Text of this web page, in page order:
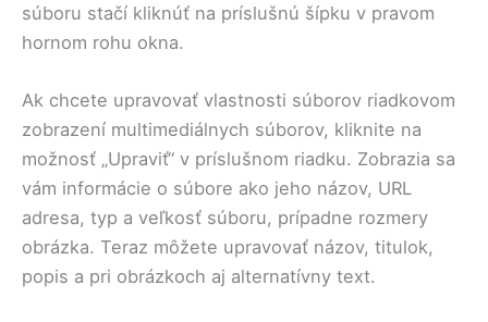
súboru stačí kliknúť na príslušnú šípku v pravom
hornom rohu okna.
Ak chcete upravovať vlastnosti súborov riadkovom
zobrazení multimediálnych súborov, kliknite na
možnosť „Upraviť“ v príslušnom riadku. Zobrazia sa
vám informácie o súbore ako jeho názov, URL
adresa, typ a veľkosť súboru, prípadne rozmery
obrázka. Teraz môžete upravovať názov, titulok,
popis a pri obrázkoch aj alternatívny text.